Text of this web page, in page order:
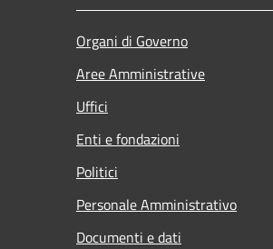
Organi di Governo
Aree Amministrative
Uffici
Enti e fondazioni
Politici
Personale Amministrativo
Documenti e dati